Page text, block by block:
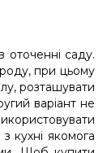
оточенні саду.
при цьому
розташувати
варіант не
кухні якомога